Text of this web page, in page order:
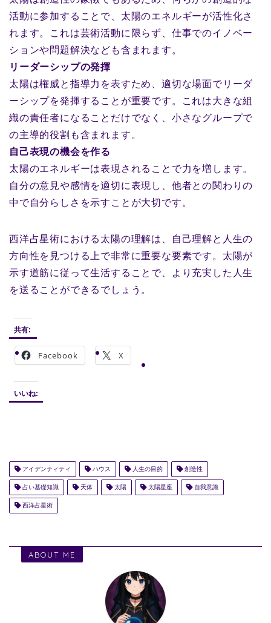
活動に参加することで、太陽のエネルギーが活性化さ
れます。これは芸術活動に限らず、仕事でのイノベー
ションや問題解決なども含まれます。
リーダーシップの発揮
太陽は権威と指導力を表すため、適切な場面でリーダ
ーシップを発揮することが重要です。これは大きな組
織の責任者になることだけでなく、小さなグループで
の主導的役割も含まれます。
自己表現の機会を作る
太陽のエネルギーは表現されることで力を増します。
自分の意見や感情を適切に表現し、他者との関わりの
中で自分らしさを示すことが大切です。
西洋占星術における太陽の理解は、自己理解と人生の
方向性を見つける上で非常に重要な要素です。太陽が
示す道筋に従って生活することで、より充実した人生
を送ることができるでしょう。
共有:
Facebook X
いいね:
アイデンティティ ハウス 人生の目的 創造性
占い基礎知識 天体 太陽 太陽星座 自我意識
西洋占星術
ABOUT ME